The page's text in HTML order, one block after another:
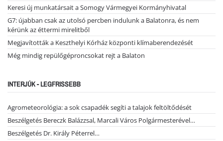
Keresi új munkatársait a Somogy Vármegyei Kormányhivatal
G7: újabban csak az utolsó percben indulunk a Balatonra, és nem
kérünk az éttermi mirelitből
Megjavították a Keszthelyi Kórház központi klímaberendezését
Még mindig repülőgéproncsokat rejt a Balaton
INTERJÚK - LEGFRISSEBB
Agrometeorológia: a sok csapadék segíti a talajok feltöltődését
Beszélgetés Bereczk Balázzsal, Marcali Város Polgármesterével…
Beszélgetés Dr. Király Péterrel…